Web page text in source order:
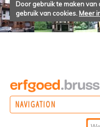
Door gebruik te maken van
gebruik van cookies. Meer
NAVIGATION